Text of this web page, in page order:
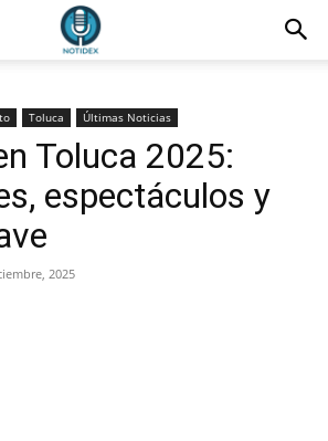
Toluca Últimas Noticias
Toluca 2025:
espectáculos y
2025